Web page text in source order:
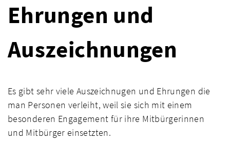
Ehrungen und
Auszeichnungen
Es gibt sehr viele Auszeichnugen und Ehrungen die
man Personen verleiht, weil sie sich mit einem
besonderen Engagement für ihre Mitbürgerinnen
und Mitbürger einsetzten.